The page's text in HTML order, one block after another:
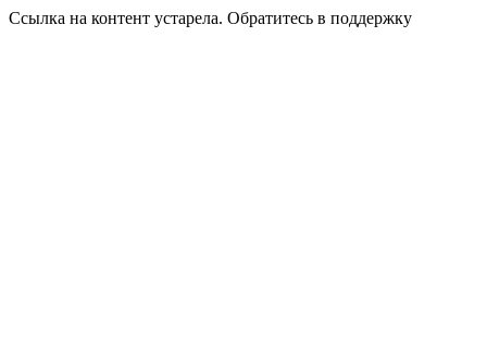
Ссылка на контент устарела. Обратитесь в поддержку